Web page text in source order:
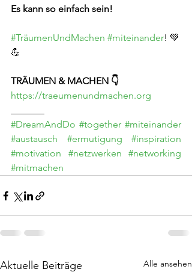
Es kann so einfach sein!
#TräumenUndMachen #miteinander! 💚
💪
TRÄUMEN & MACHEN 👇
https://traeumenundmachen.org
#DreamAndDo #together #miteinander
#austausch
#ermutigung
#inspiration
#motivation
#netzwerken
#networking
#mitmachen
Aktuelle Beiträge Alle ansehen